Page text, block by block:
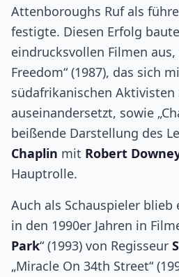
Attenboroughs Ruf als
festigte. Diesen Erfolg
eindrucksvollen Filmen aus,
Freedom“ (1987), das sich
südafrikanischen Aktivisten
auseinandersetzt, sowie
beißende Darstellung des
Chaplin mit Robert
Hauptrolle.
Auch als Schauspieler
in den 1990er Jahren in
Park“ (1993) von Regisseur
„Miracle On 34th Street“